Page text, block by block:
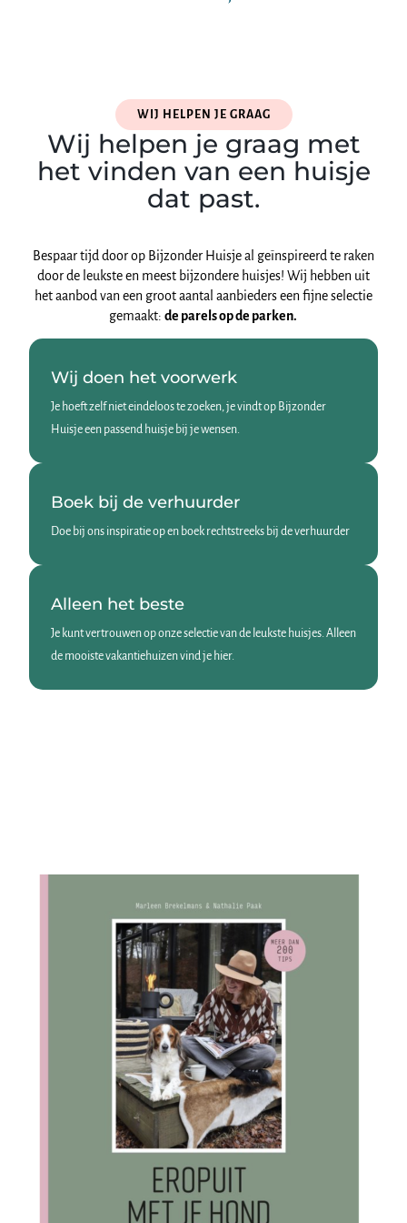
WIJ HELPEN JE GRAAG
Bespaar tijd door op Bijzonder Huisje al geïnspireerd te raken
door de leukste en meest bijzondere huisjes! Wij hebben uit
het aanbod van een groot aantal aanbieders een fijne selectie
gemaakt: de parels op de parken.
Wij helpen je graag met
het vinden van een huisje
dat past.
Wij doen het voorwerk
Je hoeft zelf niet eindeloos te zoeken, je vindt op Bijzonder
Huisje een passend huisje bij je wensen.
Boek bij de verhuurder
Doe bij ons inspiratie op en boek rechtstreeks bij de verhuurder
Alleen het beste
Je kunt vertrouwen op onze selectie van de leukste huisjes. Alleen
de mooiste vakantiehuizen vind je hier.